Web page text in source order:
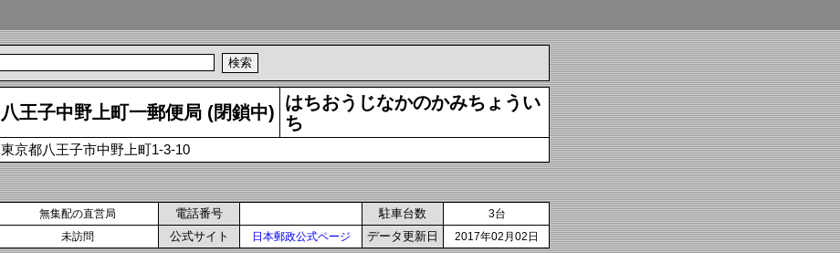
八王子中野上町一郵便局 (閉鎖中) はちおうじなかのかみちょうい
ち
東京都八王子市中野上町1-3-10
無集配の直営局 電話番号 駐車台数 3台
未訪問 公式サイト 日本郵政公式ページ データ更新日 2017年02月02日